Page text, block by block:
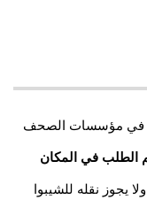
في مؤسسات الصحف
الطلب في المكان
نقله للشيبوا